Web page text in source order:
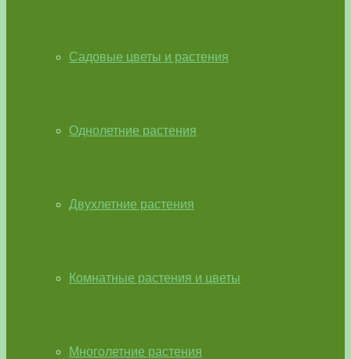
Садовые цветы и растения
Однолетние растения
Двухлетние растения
Комнатные растения и цветы
Многолетние растения